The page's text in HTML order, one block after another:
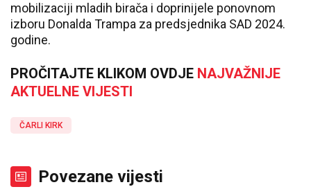
mobilizaciji mladih birača i doprinijele ponovnom
izboru Donalda Trampa za predsjednika SAD 2024.
godine.
PROČITAJTE KLIKOM OVDJE NAJVAŽNIJE
AKTUELNE VIJESTI
ČARLI KIRK
Povezane vijesti